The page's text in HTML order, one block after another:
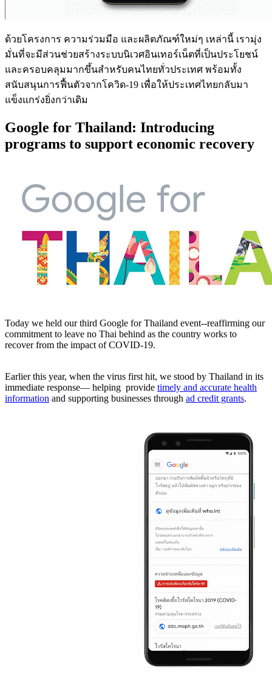
ด้วยโครงการ ความร่วมมือ และผลิตภัณฑ์ใหม่ๆ เหล่านี้ เรามุ่ง
มั่นที่จะมีส่วนช่วยสร้างระบบนิเวศอินเทอร์เน็ตที่เป็นประโยชน์
และครอบคลุมมากขึ้นสำหรับคนไทยทั่วประเทศ พร้อมทั้ง
สนับสนุนการฟื้นตัวจากโควิด-19 เพื่อให้ประเทศไทยกลับมา
แข็งแกร่งยิ่งกว่าเดิม
Google for Thailand: Introducing
programs to support economic recovery
Today we held our third Google for Thailand event--reaffirming our
commitment to leave no Thai behind as the country works to
recover from the impact of COVID-19.
Earlier this year, when the virus first hit, we stood by Thailand in its
immediate response— helping provide timely and accurate health
information and supporting businesses through ad credit grants.